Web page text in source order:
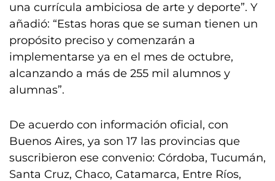
una currícula ambiciosa de arte y deporte”. Y
añadió: “Estas horas que se suman tienen un
propósito preciso y comenzarán a
implementarse ya en el mes de octubre,
alcanzando a más de 255 mil alumnos y
alumnas”.
De acuerdo con información oficial, con
Buenos Aires, ya son 17 las provincias que
suscribieron ese convenio: Córdoba, Tucumán,
Santa Cruz, Chaco, Catamarca, Entre Ríos,